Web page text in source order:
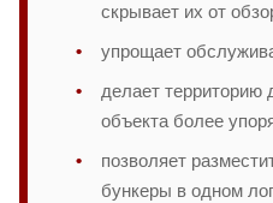
скрывает их от
упрощает
делает территорию
объекта более
позволяет
бункеры в одном